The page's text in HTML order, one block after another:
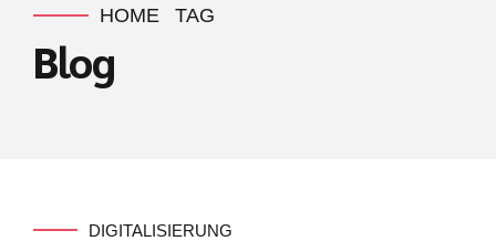
HOME TAG
Blog
DIGITALISIERUNG